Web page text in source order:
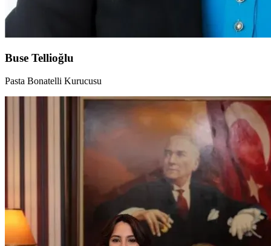
Buse Tellioğlu
Pasta Bonatelli Kurucusu